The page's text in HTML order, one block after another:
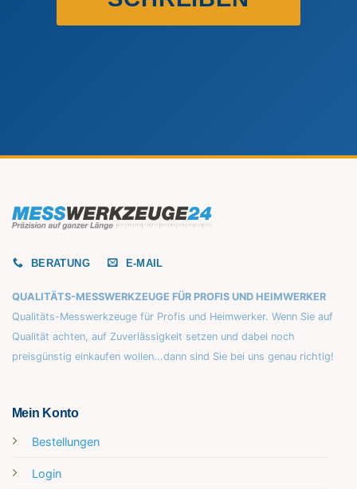
BERATUNG E-MAIL
QUALITÄTS-MESSWERKZEUGE FÜR PROFIS UND HEIMWERKER
Qualitäts-Messwerkzeuge für Profis und Heimwerker. Wenn Sie auf
Qualität achten, auf Zuverlässigkeit setzen und dabei noch
preisgünstig einkaufen wollen...dann sind Sie bei uns genau richtig!
Mein Konto
Bestellungen
Login